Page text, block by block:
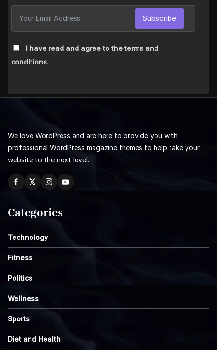
I have read and agree to the terms and
conditions.
Subscribe
We love WordPress and are here to provide you with
professional WordPress magazine themes to help take your
website to the next level.
Categories
Technology
Fitness
Politics
Wellness
Sports
Diet and Health